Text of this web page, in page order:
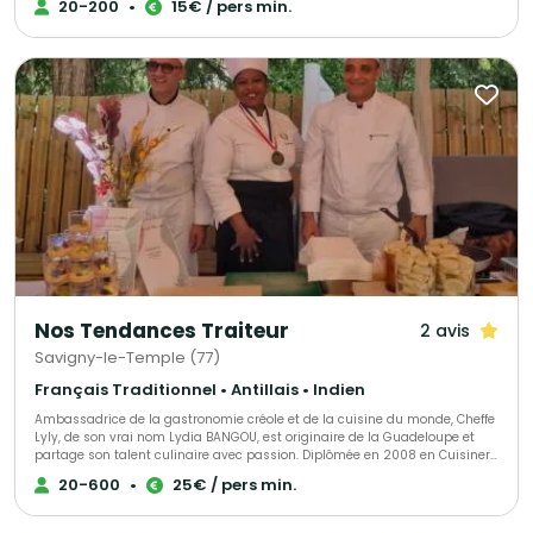
par Clerence Restauration depuis Juillet 2007.
20-200 • 15€ / pers min.
Nos Tendances Traiteur 2 avis
Savigny-le-Temple (77)
Français Traditionnel • Antillais • Indien
Ambassadrice de la gastronomie créole et de la cuisine du monde, Cheffe
Lyly, de son vrai nom Lydia BANGOU, est originaire de la Guadeloupe et
partage son talent culinaire avec passion. Diplômée en 2008 en Cuisiner
cursus adulte avec une Mention Complémentaire Traiteur, elle enchante
les palais depuis des années. Lors du voyage culinaire "DOM TOM et
20-600 • 25€ / pers min.